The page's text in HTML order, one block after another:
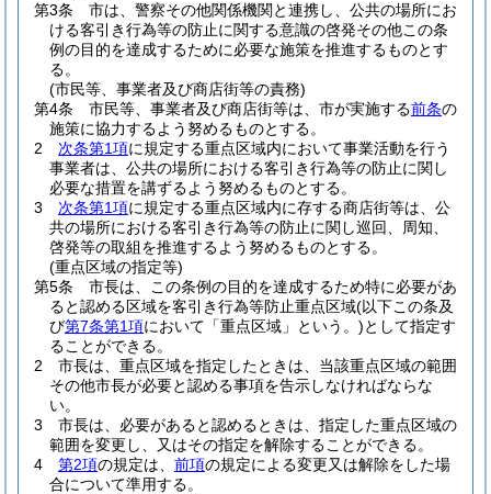
第3条
市は、警察その他関係機関と連携し、公共の場所にお
ける客引き行為等の防止に関する意識の啓発その他この条
例の目的を達成するために必要な施策を推進するものとす
る。
(市民等、事業者及び商店街等の責務)
第4条
市民等、事業者及び商店街等は、市が実施する前条の
施策に協力するよう努めるものとする。
2
次条第1項に規定する重点区域内において事業活動を行う
事業者は、公共の場所における客引き行為等の防止に関し
必要な措置を講ずるよう努めるものとする。
3
次条第1項に規定する重点区域内に存する商店街等は、公
共の場所における客引き行為等の防止に関し巡回、周知、
啓発等の取組を推進するよう努めるものとする。
(重点区域の指定等)
第5条
市長は、この条例の目的を達成するため特に必要があ
ると認める区域を客引き行為等防止重点区域(以下この条及
び第7条第1項において「重点区域」という。)として指定す
ることができる。
2
市長は、重点区域を指定したときは、当該重点区域の範囲
その他市長が必要と認める事項を告示しなければならな
い。
3
市長は、必要があると認めるときは、指定した重点区域の
範囲を変更し、又はその指定を解除することができる。
4
第2項の規定は、 前項の規定による変更又は解除をした場
合について準用する。